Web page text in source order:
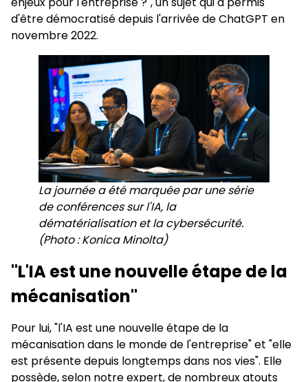
d'être démocratisé depuis l'arrivée de ChatGPT en
novembre 2022.
La journée a été marquée par une série
de conférences sur l'IA, la
dématérialisation et la cybersécurité.
(Photo : Konica Minolta)
"L'IA est une nouvelle étape de la
mécanisation"
Pour lui, "l'IA est une nouvelle étape de la
mécanisation dans le monde de l'entreprise" et "elle
est présente depuis longtemps dans nos vies". Elle
possède, selon notre expert, de nombreux atouts